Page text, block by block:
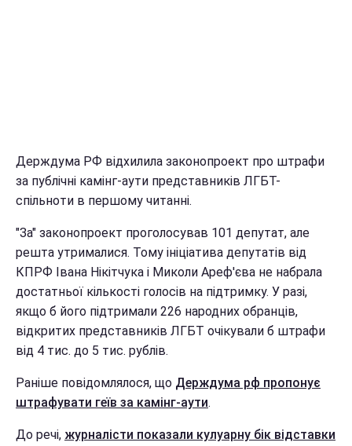
Держдума РФ відхилила законопроект про штрафи
за публічні камінг-аути представників ЛГБТ-
спільноти в першому читанні.
"За" законопроект проголосував 101 депутат, але
решта утрималися. Тому ініціатива депутатів від
КПРФ Івана Нікітчука і Миколи Ареф'єва не набрала
достатньої кількості голосів на підтримку. У разі,
якщо б його підтримали 226 народних обранців,
відкритих представників ЛГБТ очікували б штрафи
від 4 тис. до 5 тис. рублів.
Раніше повідомлялося, що Держдума рф пропонує
штрафувати геїв за камінг-аути.
До речі, журналісти показали кулуарну бік відставки